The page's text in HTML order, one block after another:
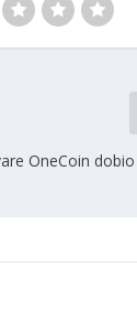
OneCoin